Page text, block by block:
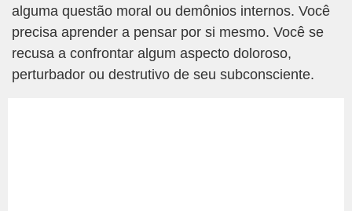
alguma questão moral ou demônios internos. Você
precisa aprender a pensar por si mesmo. Você se
recusa a confrontar algum aspecto doloroso,
perturbador ou destrutivo de seu subconsciente.